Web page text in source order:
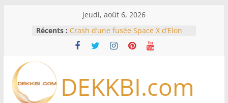
jeudi, août 6, 2026
Récents : Crash d’une fusée Space X d’Elon
Musk sur la Lune: entre pollution
spatiale et ouverture sur la
Diallo devrait assurer l’intérim des
Lions en septembre
DEKKBI.com